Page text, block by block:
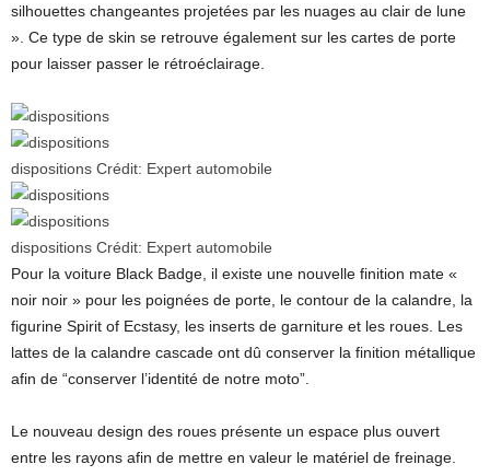
silhouettes changeantes projetées par les nuages ​​au clair de lune
». Ce type de skin se retrouve également sur les cartes de porte
pour laisser passer le rétroéclairage.
dispositions Crédit: Expert automobile
dispositions Crédit: Expert automobile
Pour la voiture Black Badge, il existe une nouvelle finition mate «
noir noir » pour les poignées de porte, le contour de la calandre, la
figurine Spirit of Ecstasy, les inserts de garniture et les roues. Les
lattes de la calandre cascade ont dû conserver la finition métallique
afin de “conserver l’identité de notre moto”.
Le nouveau design des roues présente un espace plus ouvert
entre les rayons afin de mettre en valeur le matériel de freinage.